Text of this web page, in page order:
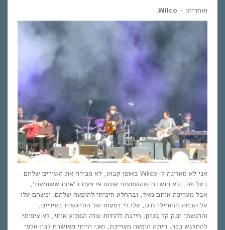
ואחריהן – Wilco
.
אני לא מאזינה ל-Wilco באופן קבוע, לא מכירה את השירים שלהם
בעל פה, ולא חושבת שהשמעתי אותם אי פעם ב’אחת ששומעת’,
אבל מעריכה אותם מאד, ובהחלט חיכיתי להופעה שלהם. וכשהם עלו
על הבמה והתחילו לנגן, עלו לי דמעות של התרגשות בעיניים,
והרגשתי חנק קל בגרון. חייבת להודות שזה הפתיע אותי, לא ציפיתי
להתרגש ככה. היתה הופעה מצויינת, ואני הייתי מאושרת (בין אלפי